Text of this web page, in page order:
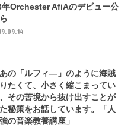
年Orchester AfiAのデビュー公
の「ルフィ―」のように海賊
たくて、小さく縮こまってい
その苦境から抜け出すことが
秘策をお話しています。「人
の音楽教養講座」